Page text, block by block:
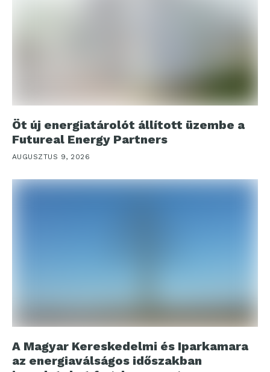
Öt új energiatárolót állított üzembe a
Futureal Energy Partners
AUGUSZTUS 9, 2026
A Magyar Kereskedelmi és Iparkamara
az energiaválságos időszakban